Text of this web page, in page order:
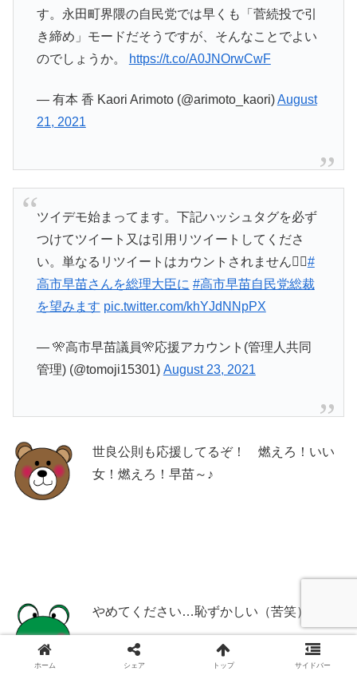
す。永田町界隈の自民党では早くも「菅続投で引
き締め」モードだそうですが、そんなことでよい
のでしょうか。
https://t.co/A0JNOrwCwF
— 有本 香 Kaori Arimoto (@arimoto_kaori)August
21, 2021
ツイデモ始まってます。下記ハッシュタグを必ず
つけてツイート又は引用リツイートしてくださ
い。単なるリツイートはカウントされません🙇‍♂️#
高市早苗さんを総理大臣に #高市早苗自民党総裁
を望みます pic.twitter.com/khYJdNNpPX
— 🎌高市早苗議員🎌応援アカウント(管理人共同
管理) (@tomoji15301) August 23, 2021
世良公則も応援してるぞ！ 燃えろ！いい
女！燃えろ！早苗～♪
やめてください…恥ずかしい（苦笑）。
ホーム シェア トップ サイドバー